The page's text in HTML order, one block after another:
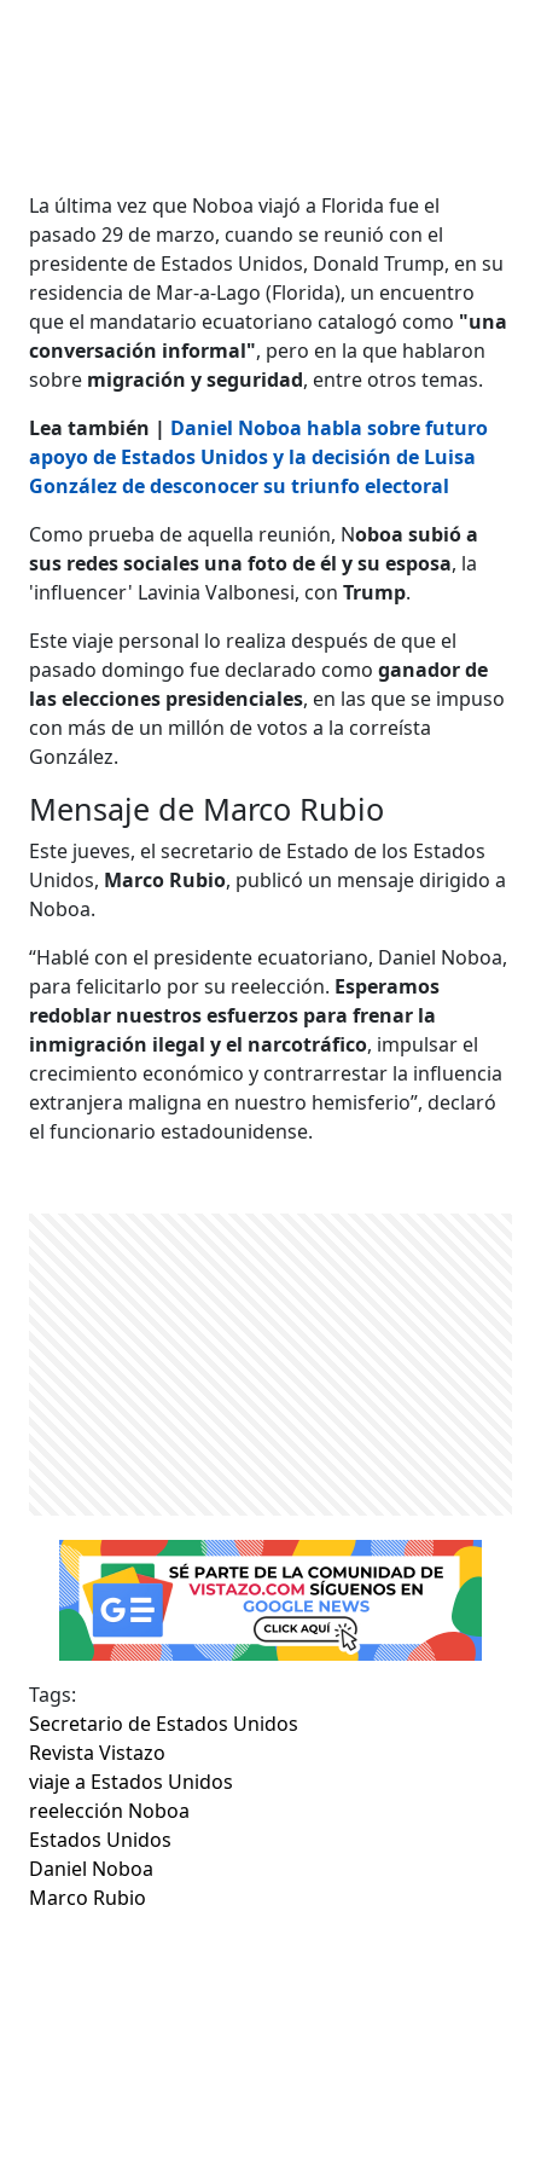
La última vez que Noboa viajó a Florida fue el
pasado 29 de marzo, cuando se reunió con el
presidente de Estados Unidos, Donald Trump, en su
residencia de Mar-a-Lago (Florida), un encuentro
que el mandatario ecuatoriano catalogó como "una
conversación informal", pero en la que hablaron
sobre migración y seguridad, entre otros temas.
​​​​​​​Lea también | Daniel Noboa habla sobre futuro
apoyo de Estados Unidos y la decisión de Luisa
González de desconocer su triunfo electoral
Como prueba de aquella reunión, Noboa subió a
sus redes sociales una foto de él y su esposa, la
'influencer' Lavinia Valbonesi, conTrump.
Este viaje personal lo realiza después de que el
pasado domingo fue declarado como ganador de
las elecciones presidenciales, en las que se impuso
con más de un millón de votos a la correísta
González.
Mensaje de Marco Rubio
Este jueves, el secretario de Estado de los Estados
Unidos, Marco Rubio, publicó un mensaje dirigido a
Noboa.
“Hablé con el presidente ecuatoriano, Daniel Noboa,
para felicitarlo por su reelección. Esperamos
redoblar nuestros esfuerzos para frenar la
inmigración ilegal y el narcotráfico, impulsar el
crecimiento económico y contrarrestar la influencia
extranjera maligna en nuestro hemisferio”, declaró
el funcionario estadounidense.
Tags:
Secretario de Estados Unidos
Revista Vistazo
viaje a Estados Unidos
reelección Noboa
Estados Unidos
Daniel Noboa
Marco Rubio